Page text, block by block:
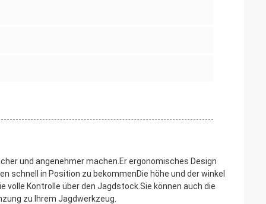
und angenehmer machen.Er ergonomisches Design
schnell in Position zu bekommenDie höhe und der winkel
Kontrolle über den Jagdstock.Sie können auch die
zu Ihrem Jagdwerkzeug.